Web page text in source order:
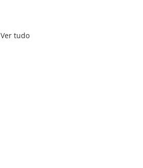
Ver tudo